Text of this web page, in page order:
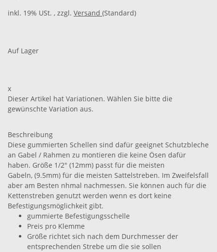
inkl. 19% USt. , zzgl. Versand (Standard)
Auf Lager
x
Dieser Artikel hat Variationen. Wählen Sie bitte die
gewünschte Variation aus.
Beschreibung
Diese gummierten Schellen sind dafür geeignet Schutzbleche
an Gabel / Rahmen zu montieren die keine Ösen dafür
haben. Größe 1/2" (12mm) passt für die meisten
Gabeln, (9.5mm) für die meisten Sattelstreben. Im Zweifelsfall
aber am Besten nhmal nachmessen. Sie können auch für die
Kettenstreben genutzt werden wenn es dort keine
Befestigungsmöglichkeit gibt.
gummierte Befestigungsschelle
Preis pro Klemme
Größe richtet sich nach dem Durchmesser der
entsprechenden Strebe um die sie sollen